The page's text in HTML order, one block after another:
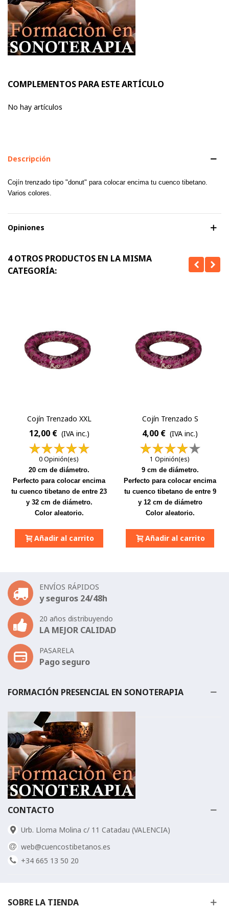
COMPLEMENTOS PARA ESTE ARTÍCULO
No hay artículos
Descripción
Cojín trenzado tipo "donut" para colocar encima tu cuenco tibetano.
Varios colores.
Opiniones
4 OTROS PRODUCTOS EN LA MISMA
CATEGORÍA:
Cojín Trenzado XXL
12,00 € (IVA inc.)
0 Opinión(es)
20 cm de diámetro.
Perfecto para colocar encima
tu cuenco tibetano de entre 23
y 32 cm de diámetro.
Color aleatorio.
Añadir al carrito
Cojín Trenzado S
4,00 € (IVA inc.)
1 Opinión(es)
9 cm de diámetro.
Perfecto para colocar encima
tu cuenco tibetano de entre 9
y 12 cm de diámetro
Color aleatorio.
Añadir al carrito
ENVÍOS RÁPIDOS
y seguros 24/48h
20 años distribuyendo
LA MEJOR CALIDAD
PASARELA
Pago seguro
FORMACIÓN PRESENCIAL EN SONOTERAPIA
CONTACTO
Urb. Lloma Molina c/ 11 Catadau (VALENCIA)
web@cuencostibetanos.es
+34 665 13 50 20
SOBRE LA TIENDA